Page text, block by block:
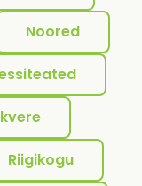
Noored
Riigikogu